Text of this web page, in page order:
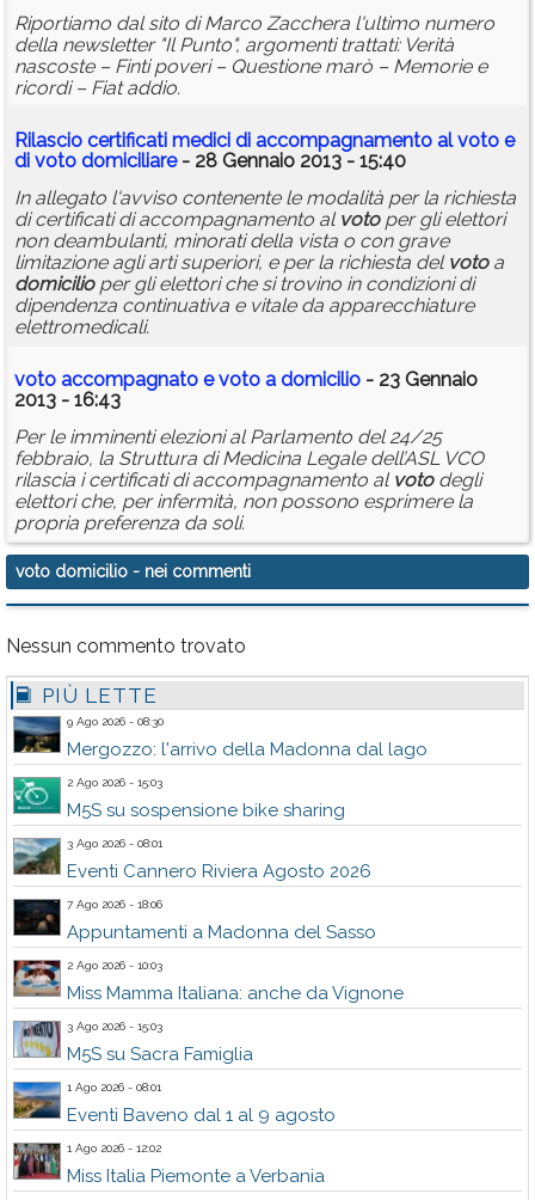
Riportiamo dal sito di Marco Zacchera l'ultimo numero
della newsletter "Il Punto", argomenti trattati: Verità
nascoste – Finti poveri – Questione marò – Memorie e
ricordi – Fiat addio.
Rilascio certificati medici di accompagnamento alvoto e
di voto domiciliare- 28 Gennaio 2013 - 15:40
In allegato l'avviso contenente le modalità per la richiesta
di certificati di accompagnamento al votoper gli elettori
non deambulanti, minorati della vista o con grave
limitazione agli arti superiori, e per la richiesta del votoa
domicilioper gli elettori che si trovino in condizioni di
dipendenza continuativa e vitale da apparecchiature
elettromedicali.
voto accompagnato evoto a domicilio - 23 Gennaio
2013 - 16:43
Per le imminenti elezioni al Parlamento del 24/25
febbraio, la Struttura di Medicina Legale dell’ASL VCO
rilascia i certificati di accompagnamento al votodegli
elettori che, per infermità, non possono esprimere la
propria preferenza da soli.
voto domicilio - nei commenti
Nessun commento trovato
PIÙ LETTE
9 Ago 2026 - 08:30
Mergozzo: l'arrivo della Madonna dal lago
2 Ago 2026 - 15:03
M5S su sospensione bike sharing
3 Ago 2026 - 08:01
Eventi Cannero Riviera Agosto 2026
7 Ago 2026 - 18:06
Appuntamenti a Madonna del Sasso
2 Ago 2026 - 10:03
Miss Mamma Italiana: anche da Vignone
3 Ago 2026 - 15:03
M5S su Sacra Famiglia
1 Ago 2026 - 08:01
Eventi Baveno dal 1 al 9 agosto
1 Ago 2026 - 12:02
Miss Italia Piemonte a Verbania